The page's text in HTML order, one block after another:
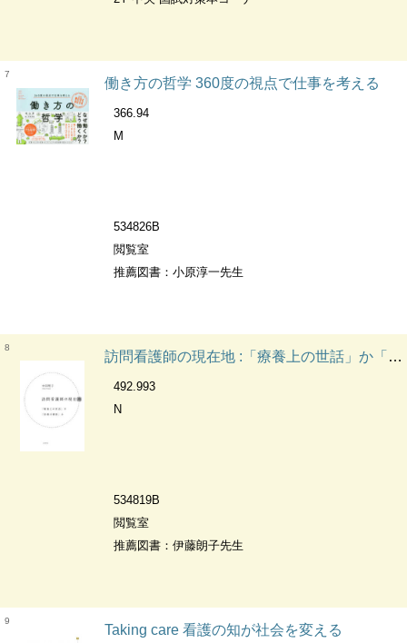
7
働き方の哲学 360度の視点で仕事を考える
366.94
M
534826B
閲覧室
推薦図書：小原淳一先生
8
訪問看護師の現在地 :「療養上の世話」か「診療の補助」か
492.993
N
534819B
閲覧室
推薦図書：伊藤朗子先生
9
Taking care 看護の知が社会を変える